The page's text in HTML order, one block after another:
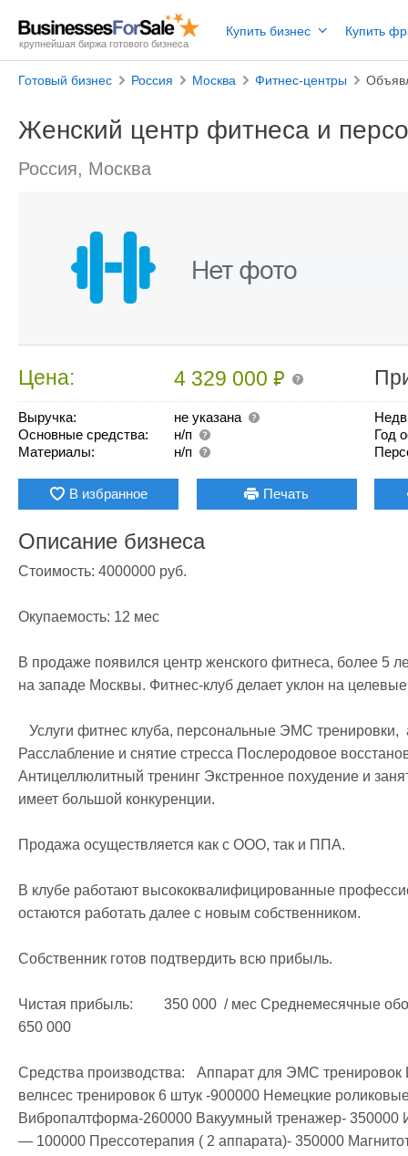
крупнейшая биржа готового бизнеса
Купить бизнес Купить
Готовый бизнес Россия Москва Фитнес-центры
Женский центр фитнеса и
Россия, Москва
Цена: 4 329 000₽
Выручка:
не указана
Основные средства:
н/п
Материалы:
н/п
Год
В избранное Печать
Описание бизнеса
Стоимость: 4000000 руб.
Окупаемость: 12 мес
В продаже появился центр женского фитнеса, более 5
на западе Москвы. Фитнес-клуб делает уклон на
Расслабление и снятие стресса Послеродовое
Антицеллюлитный тренинг Экстренное похудение и
имеет большой конкуренции.
Продажа осуществляется как с ООО, так и ППА.
В клубе работают высококвалифицированные
остаются работать далее с новым собственником.
Собственник готов подтвердить всю прибыль.
Чистая прибыль: 	350 000  / мес Среднемесячные обороты:	1 000 000  Среднемесячные расходы:
650 000
Средства производства:	 Аппарат для ЭМС тренировок Lonsego цена 1 000 000 Тонусные столы для
велнсес тренировок 6 штук -900000 Немецкие
Вибропалтформа-260000 Вакуумный тренажер-
— 100000 Прессотерапия ( 2 аппарата)- 350000